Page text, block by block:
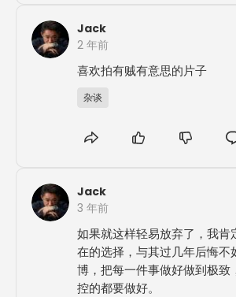
Jack
2 年前
喜欢拍有贼有意思的片子
杂谈
Jack
3 年前
如果就这样轻易放弃了，我肯
在的选择，与其过几年后悔不
博，把每一件事做好做到极致
控的都要做好。